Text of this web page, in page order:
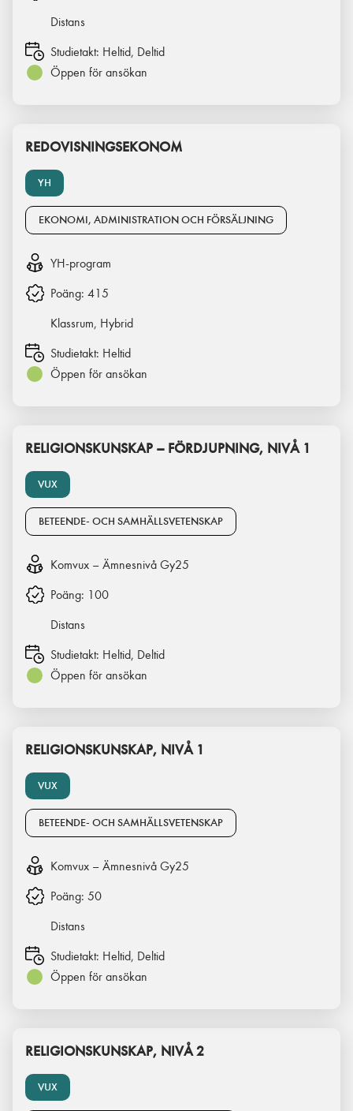
Distans
Studietakt: Heltid, Deltid
Öppen för ansökan
YH
REDOVISNINGSEKONOM
EKONOMI, ADMINISTRATION OCH FÖRSÄLJNING
YH-program
Poäng: 415
Klassrum, Hybrid
Studietakt: Heltid
Öppen för ansökan
VUX
RELIGIONSKUNSKAP – FÖRDJUPNING, NIVÅ 1
BETEENDE- OCH SAMHÄLLSVETENSKAP
Komvux – Ämnesnivå Gy25
Poäng: 100
Distans
Studietakt: Heltid, Deltid
Öppen för ansökan
VUX
RELIGIONSKUNSKAP, NIVÅ 1
BETEENDE- OCH SAMHÄLLSVETENSKAP
Komvux – Ämnesnivå Gy25
Poäng: 50
Distans
Studietakt: Heltid, Deltid
Öppen för ansökan
VUX
RELIGIONSKUNSKAP, NIVÅ 2